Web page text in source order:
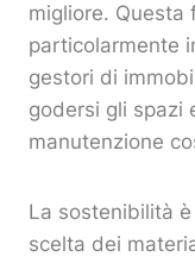
migliore. Questa
particolarmente
gestori di
godersi gli spazi
manutenzione
La sostenibilità
scelta dei